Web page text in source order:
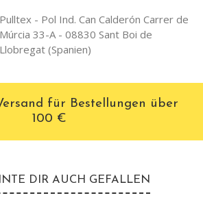
Pulltex - Pol Ind. Can Calderón Carrer de
Múrcia 33-A - 08830 Sant Boi de
Llobregat (Spanien)
für Bestellungen über
100 €
DIR AUCH GEFALLEN